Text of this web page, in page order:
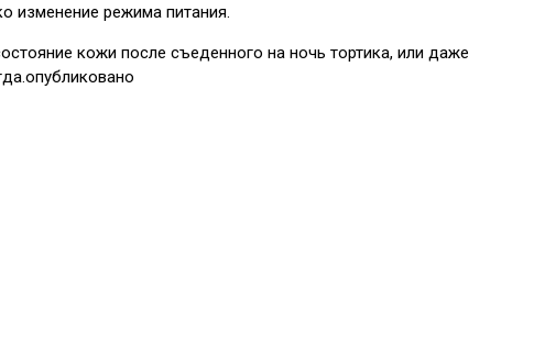
изменение режима питания.
кожи после съеденного на ночь тортика, или даже